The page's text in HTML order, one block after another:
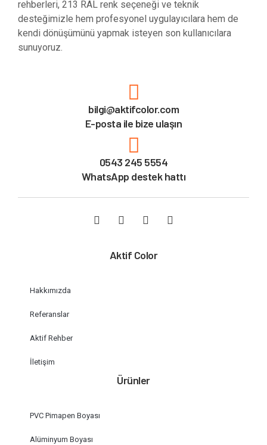
rehberleri, 213 RAL renk seçeneği ve teknik
desteğimizle hem profesyonel uygulayıcılara hem de
kendi dönüşümünü yapmak isteyen son kullanıcılara
sunuyoruz.
bilgi@aktifcolor.com
E-posta ile bize ulaşın
0543 245 5554
WhatsApp destek hattı
Aktif Color
Hakkımızda
Referanslar
Aktif Rehber
İletişim
Ürünler
PVC Pimapen Boyası
Alüminyum Boyası